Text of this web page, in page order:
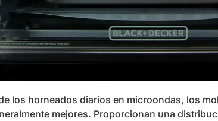
los horneados diarios en microondas, los
mejores. Proporcionan una